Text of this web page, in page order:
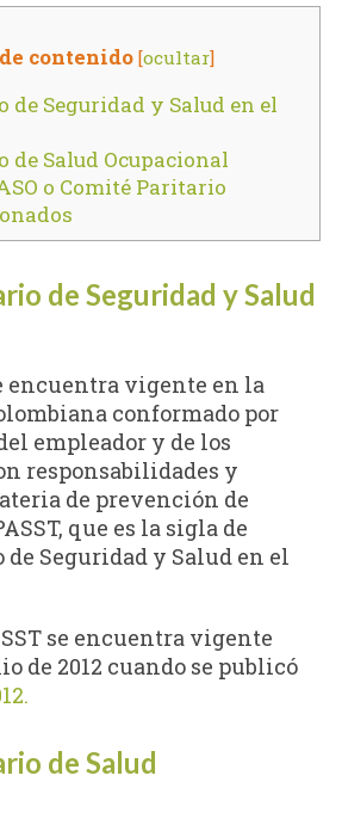
contenido [ocultar]
de Seguridad y Salud en el
de Salud Ocupacional
o Comité Paritario
de Seguridad y Salud
encuentra vigente en la
conformado por
empleador y de los
responsabilidades y
de prevención de
que es la sigla de
Seguridad y Salud en el
se encuentra vigente
de 2012 cuando se publicó
de Salud